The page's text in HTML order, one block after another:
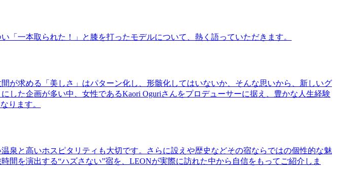
一本取られた！」と膝を打ったモデルについて、熱く語っていただきます。
が求める「美しさ」はパターン化し、形骸化してはいないか、そんな思いから、新しいグ
た企画が多い中、女性であるKaori Oguriさんをプロデューサーに据え、豊かな人生経験
ります。
と高いホスピタリティも大切です。さらに設えや歴史などその宿ならではの個性的な魅
を演出する“ハズさない”宿を、LEONが実際に訪れた中から自信をもってご紹介しま